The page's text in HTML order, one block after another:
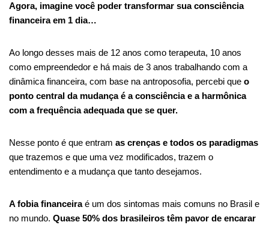
Agora, imagine você poder transformar sua consciência
financeira em 1 dia…
Ao longo desses mais de 12 anos como terapeuta, 10 anos
como empreendedor e há mais de 3 anos trabalhando com a
dinâmica financeira, com base na antroposofia, percebi que o
ponto central da mudança é a consciência e a harmônica
com a frequência adequada que se quer.
Nesse ponto é que entram as crenças e todos os paradigmas
que trazemos e que uma vez modificados, trazem o
entendimento e a mudança que tanto desejamos.
A fobia financeira é um dos sintomas mais comuns no Brasil e
no mundo. Quase 50% dos brasileiros têm pavor de encarar